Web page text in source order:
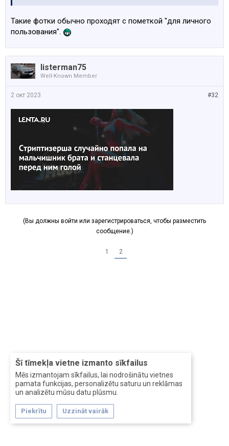
Šī tīmekļa vietne izmanto sīkfailus
Mēs izmantojam sīkfailus, lai nodrošinātu vietnes
pamata funkcijas, personalizētu saturu un reklāmas
un analizētu mūsu datu plūsmu.
Piekrītu Uzzināt vairāk
Такие фотки обычно проходят с пометкой "для личного
пользования".
listerman75
Well-Known Member
#32
2 окт 2023
(Вы должны войти или зарегистрироваться, чтобы разместить
сообщение.)
1 2